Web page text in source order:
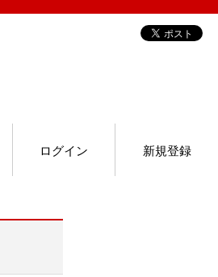
ログイン 新規登録